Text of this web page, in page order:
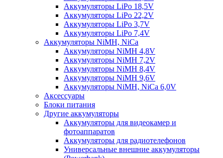
Аккумуляторы LiPo 18,5V
Аккумуляторы LiPo 22,2V
Аккумуляторы LiPo 3,7V
Аккумуляторы LiPo 7,4V
Аккумуляторы NiMH, NiCa
Аккумуляторы NiMH 4,8V
Аккумуляторы NiMH 7,2V
Аккумуляторы NiMH 8,4V
Аккумуляторы NiMH 9,6V
Аккумуляторы NiMH, NiCa 6,0V
Аксессуары
Блоки питания
Другие аккумуляторы
Аккумуляторы для видеокамер и
фотоаппаратов
Аккумуляторы для радиотелефонов
Универсальные внешние аккумуляторы